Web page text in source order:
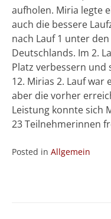
aufholen. Miria legte
auch die bessere
nach Lauf 1 unter
Deutschlands. Im 2.
Platz verbessern und
12. Mirias 2. Lauf war
aber die vorher
Leistung konnte sich
23 Teilnehmerinnen
Posted in Allgemein